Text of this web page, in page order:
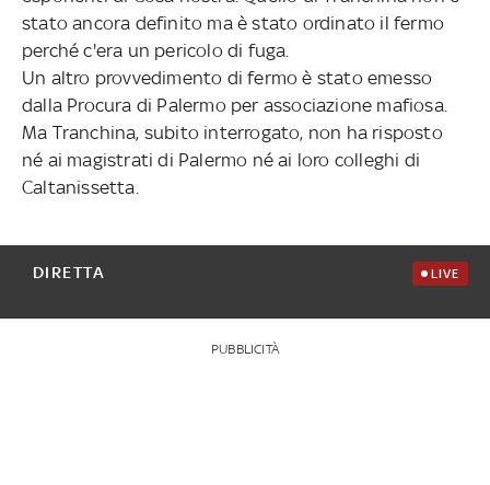
stato ancora definito ma è stato ordinato il fermo
perché c'era un pericolo di fuga.
Un altro provvedimento di fermo è stato emesso
dalla Procura di Palermo per associazione mafiosa.
Ma Tranchina, subito interrogato, non ha risposto
né ai magistrati di Palermo né ai loro colleghi di
Caltanissetta.
DIRETTA LIVE
PUBBLICITÀ